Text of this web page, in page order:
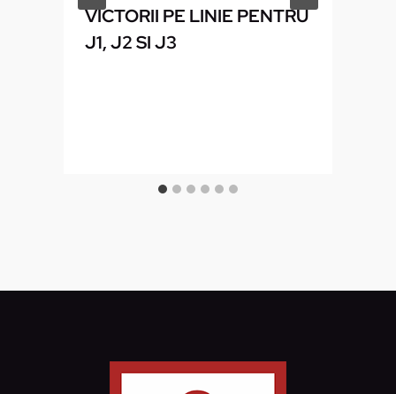
VICTORII PE LINIE PENTRU
J1, J2 SI J3